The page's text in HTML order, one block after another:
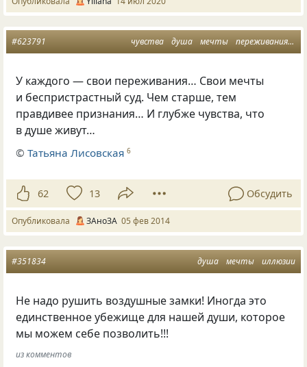
чувства душа мечты переживания
#623791
У каждого — свои переживания… Свои мечты
и беспристрастный суд. Чем старше, тем
правдивее признания… И глубже чувства, что
в душе живут…
©Татьяна Лисовская 6
62 13 Обсудить
Опубликовала ЗАноЗА 05 фев 2014
душа мечты иллюзии
#351834
Не надо рушить воздушные замки! Иногда это
единственное убежище для нашей души, которое
мы можем себе позволить!!!
из комментов